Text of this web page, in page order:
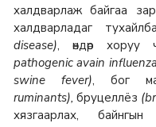
халдварлаж байгаа
халдварладаг
disease), өндөр хоруу
pathogenic avain
swine fever), бог
ruminants), бруцеллёз
хязгаарлах,